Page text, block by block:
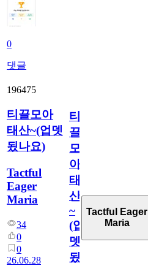
0
댓글
196475
티끌모아
태산~(업뎃
됬나요)
Tactful
Eager
Maria
34
0
0
26.06.28
티
끌
모
아
태
산
~
(업
뎃
됬
Tactful Eager
Maria